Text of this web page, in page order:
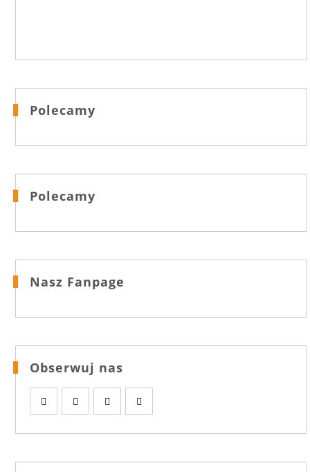
Polecamy
Polecamy
Nasz Fanpage
Obserwuj nas